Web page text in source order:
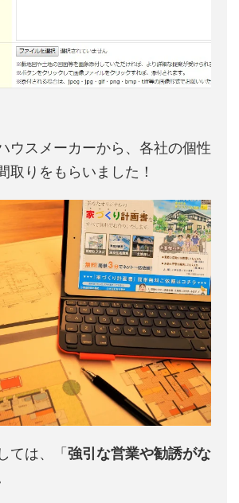
ウスメーカーから、各社の個性
取りをもらいました！
ては、「 強引な営業や勧誘がな